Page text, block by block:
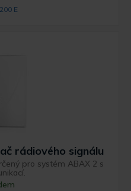
E
rádiového signálu
pro systém ABAX 2 s